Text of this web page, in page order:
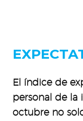
El índice de
personal de la
octubre no